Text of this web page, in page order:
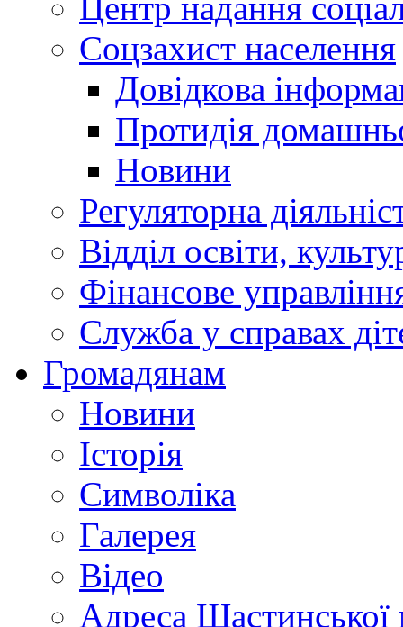
Соцзахист населення
Довідкова
Протидія
Новини
Регуляторна
Відділ освіти,
Фінансове
Служба у справах
Громадянам
Новини
Історія
Символіка
Галерея
Відео
Адреса Щастинської